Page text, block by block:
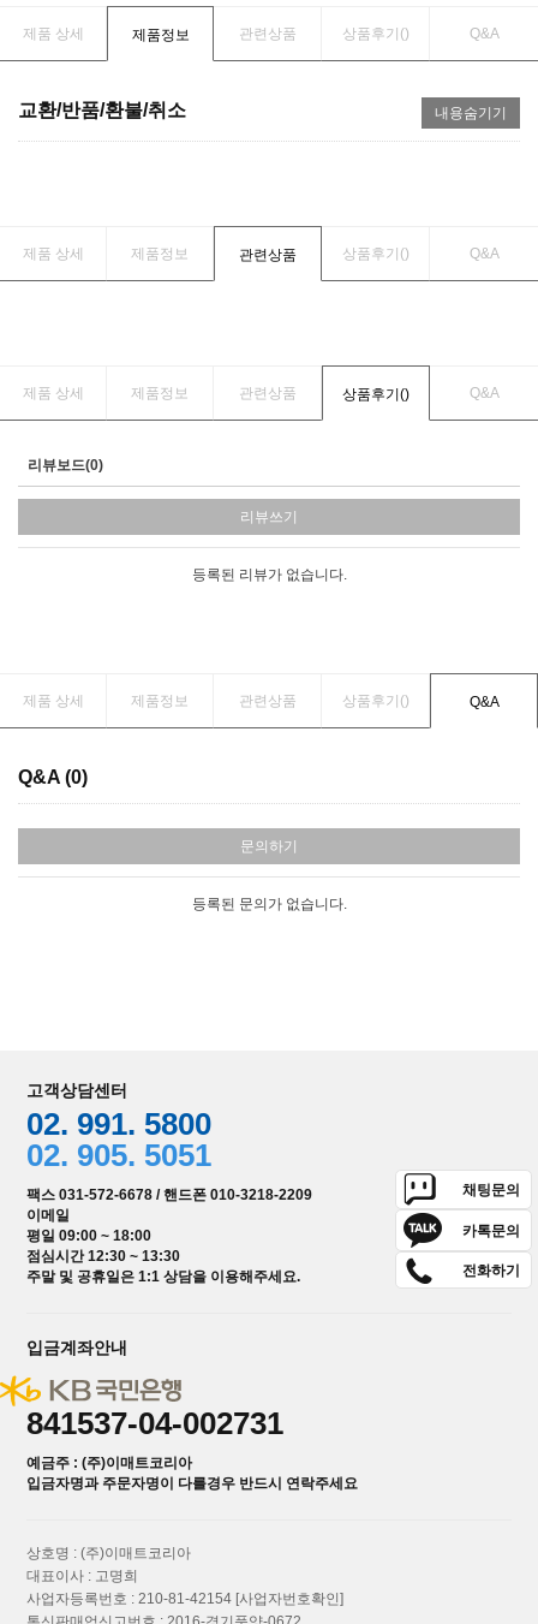
제품 상세 제품정보 관련상품 상품후기() Q&A
교환/반품/환불/취소 내용숨기기
제품 상세 제품정보 관련상품 상품후기() Q&A
제품 상세 제품정보 관련상품 상품후기() Q&A
리뷰보드(0)
리뷰쓰기
등록된 리뷰가 없습니다.
제품 상세 제품정보 관련상품 상품후기() Q&A
Q&A (0)
문의하기
등록된 문의가 없습니다.
고객상담센터
02. 991. 5800
02. 905. 5051
팩스 031-572-6678 / 핸드폰 010-3218-2209
이메일
평일 09:00 ~ 18:00
점심시간 12:30 ~ 13:30
주말 및 공휴일은 1:1 상담을 이용해주세요.
채팅문의
카톡문의
전화하기
입금계좌안내
841537-04-002731
예금주 : (주)이매트코리아
입금자명과 주문자명이 다를경우 반드시 연락주세요
상호명 : (주)이매트코리아
대표이사 : 고명희
사업자등록번호 : 210-81-42154 [사업자번호확인]